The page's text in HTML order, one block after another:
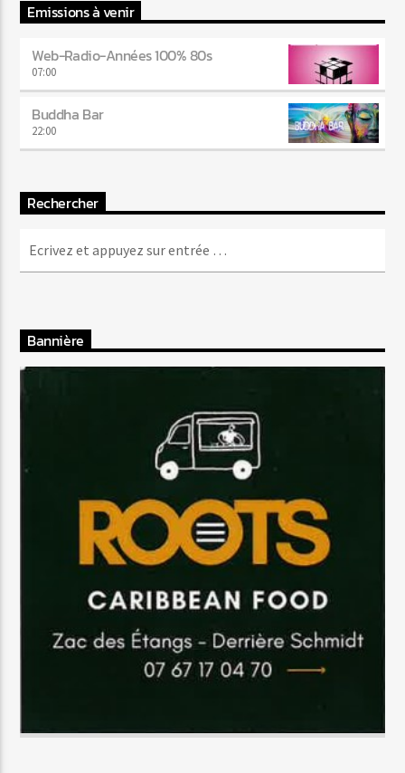
Emissions à venir
Web-Radio-Années 100% 80s
07:00
Buddha Bar
22:00
Rechercher
Bannière